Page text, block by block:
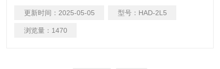
源，经过净化处理后得到洁净的空气。
更新时间： 2025-05-05 型号： HAD-2L5
浏览量： 1470